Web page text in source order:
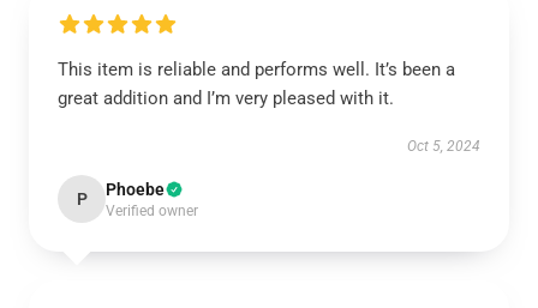
This item is reliable and performs well. It’s been a
great addition and I’m very pleased with it.
Oct 5, 2024
P Phoebe
Verified owner